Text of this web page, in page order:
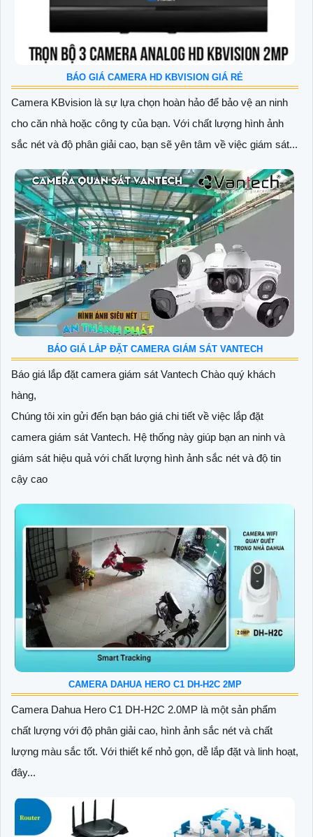
BÁO GIÁ CAMERA HD KBVISION GIÁ RẺ
Camera KBvision là sự lựa chọn hoàn hảo để bảo vệ an ninh
cho căn nhà hoặc công ty của bạn. Với chất lượng hình ảnh
sắc nét và độ phân giải cao, bạn sẽ yên tâm về việc giám sát...
BÁO GIÁ LẮP ĐẶT CAMERA GIÁM SÁT VANTECH
Báo giá lắp đặt camera giám sát Vantech Chào quý khách
hàng,
Chúng tôi xin gửi đến bạn báo giá chi tiết về việc lắp đặt
camera giám sát Vantech. Hệ thống này giúp bạn an ninh và
giám sát hiệu quả với chất lượng hình ảnh sắc nét và độ tin
cậy cao
CAMERA DAHUA HERO C1 DH-H2C 2MP
Camera Dahua Hero C1 DH-H2C 2.0MP là một sản phẩm
chất lượng với độ phân giải cao, hình ảnh sắc nét và chất
lượng màu sắc tốt. Với thiết kế nhỏ gọn, dễ lắp đặt và linh hoạt,
đây...